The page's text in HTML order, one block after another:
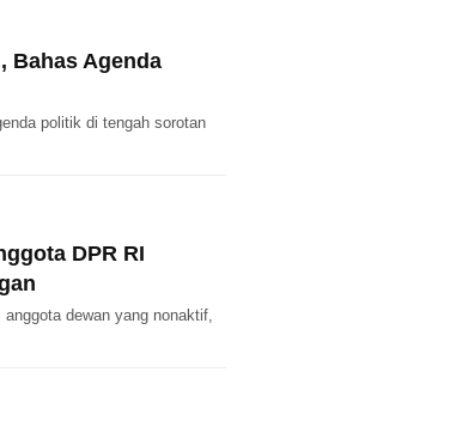
Bahas Agenda
politik di tengah sorotan
DPR RI
dewan yang nonaktif,